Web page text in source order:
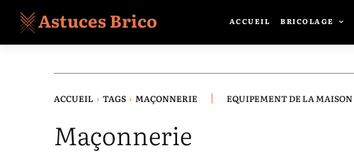
Astuces Brico ACCUEIL BRICOLAGE
ACCUEIL TAGS MAÇONNERIE EQUIPEMENT DE LA MAISON
Maçonnerie